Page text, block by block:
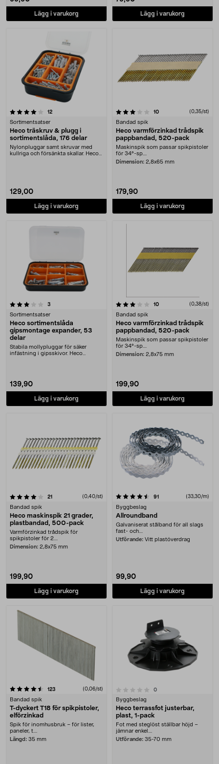
Lägg i varukorg Lägg i varukorg
12recensioner
Sortimentsatser
Heco träskruv & plugg i
sortimentslåda, 176 delar
Nylonpluggar samt skruvar med
kullriga och försänkta skallar. Heco
129,00
Lägg i varukorg
3.5 av 5 stjärnor 10recensioner (0,35/st)
Bandad spik
Heco varmförzinkad trådspik
pappbandad, 520-pack
Maskinspik som passar spikpistoler
för 34°-sp....
Dimension: 2,8x65 mm
179,90
Lägg i varukorg
3
Sortimentsatser
Heco sortimentslåda
gipsmontage expander, 53
delar
Stabila mollypluggar för säker
infästning i gipsskivor. Heco
139,90
Lägg i varukorg
3.5 av 5 stjärnor 10recensioner (0,38/st)
Bandad spik
Heco varmförzinkad trådspik
pappbandad, 520-pack
Maskinspik som passar spikpistoler
för 34°-sp....
Dimension: 2,8x75 mm
199,90
Lägg i varukorg
21 (0,40/st)
Bandad spik
Heco maskinspik 21 grader,
plastbandad, 500-pack
Varmförzinkad trådspik för
spikpistoler för 2....
Dimension: 2,8x75 mm
199,90
Lägg i varukorg
4.5 av 5 stjärnor 91 recensioner(33,30/m)
Byggbeslag
Allroundband
Galvaniserat stålband för all slags
fast- och....
Utförande: Vitt plastöverdrag
99,90
Lägg i varukorg
123 recensioner(0,06/st)
Bandad spik
T-dyckert T18 för spikpistoler,
elförzinkad
Spik för inomhusbruk – för lister,
paneler, t....
Längd: 35 mm
0.0 av 5 stjärnor 0recensioner
Byggbeslag
Heco terrassfot justerbar,
plast, 1-pack
Fot med steglöst ställbar höjd –
jämnar enkel....
Utförande: 35-70 mm